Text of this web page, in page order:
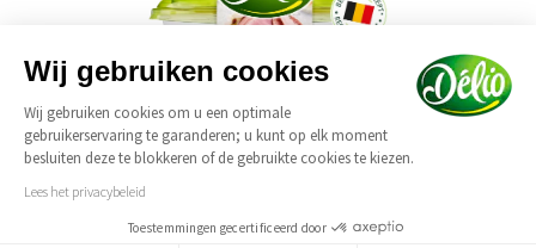
Wij gebruiken cookies
Wij gebruiken cookies om u een optimale
gebruikerservaring te garanderen; u kunt op elk moment
besluiten deze te blokkeren of de gebruikte cookies te kiezen.
Lees het privacybeleid
Toestemmingen gecertificeerd door
SALADE MET BREYDELHAM